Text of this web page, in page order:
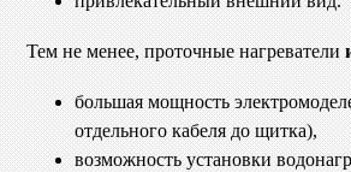
Тем не менее, проточные нагреватели
большая мощность
отдельного кабеля до щитка),
возможность установки